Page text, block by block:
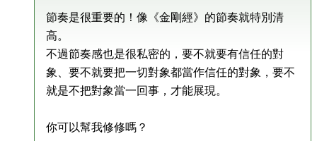
節奏是很重要的！像《金剛經》的節奏就特別清
高。
不過節奏感也是很私密的，要不就要有信任的對
象、要不就要把一切對象都當作信任的對象，要不
就是不把對象當一回事，才能展現。
你可以幫我修修嗎？